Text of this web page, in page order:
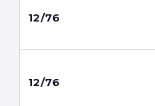
12/76
12/76